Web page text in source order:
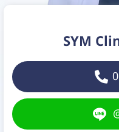
SYM